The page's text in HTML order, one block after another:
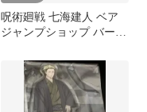
呪術廻戦 七海建人 ベア
ジャンプショップ バース